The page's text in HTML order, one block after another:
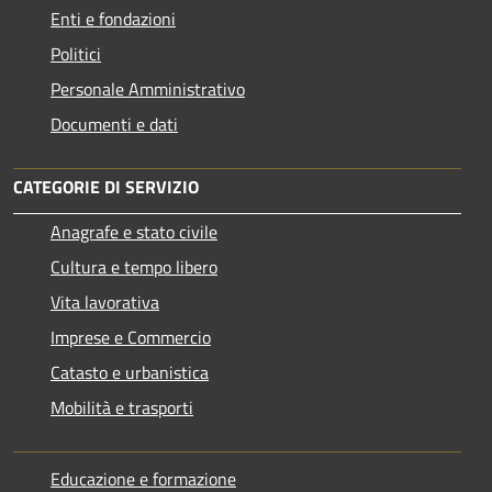
Enti e fondazioni
Politici
Personale Amministrativo
Documenti e dati
CATEGORIE DI SERVIZIO
Anagrafe e stato civile
Cultura e tempo libero
Vita lavorativa
Imprese e Commercio
Catasto e urbanistica
Mobilità e trasporti
Educazione e formazione